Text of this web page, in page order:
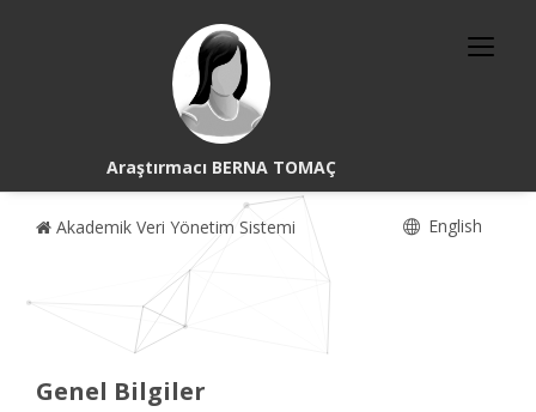
Araştırmacı BERNA TOMAÇ
Akademik Veri Yönetim Sistemi English
Genel Bilgiler